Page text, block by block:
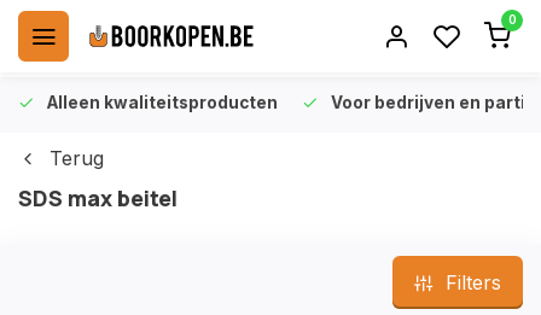
0
Alleen kwaliteitsproducten Voor bedrijven en
Terug
SDS max beitel
Filters